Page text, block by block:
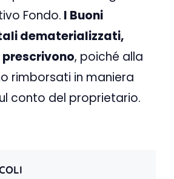
Fondo. I Buoni
dematerializzati,
prescrivono, poiché alla
rimborsati in maniera
conto del proprietario.